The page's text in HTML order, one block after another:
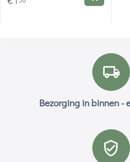
Bezorging in binnen -